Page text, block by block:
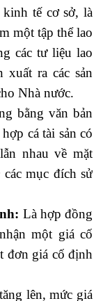
tế cơ sở, là
một tập thể lao
các tư liệu lao
ra các sản
Nhà nước.
bằng văn bản
cá tài sản có
nhau về mặt
mục đích sử
Là hợp đồng
một giá cố
đơn giá cố định
lên, mức giá